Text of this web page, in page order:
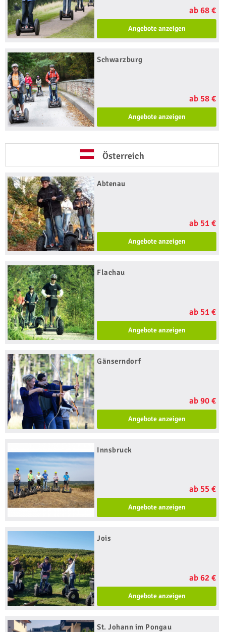
ab 68 €
Angebote anzeigen
Schwarzburg
ab 58 €
Angebote anzeigen
Österreich
Abtenau
ab 51 €
Angebote anzeigen
Flachau
ab 51 €
Angebote anzeigen
Gänserndorf
ab 90 €
Angebote anzeigen
Innsbruck
ab 55 €
Angebote anzeigen
Jois
ab 62 €
Angebote anzeigen
St. Johann im Pongau